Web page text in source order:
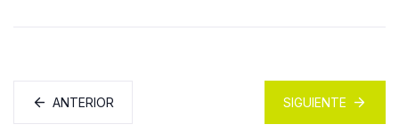
ANTERIOR SIGUIENTE